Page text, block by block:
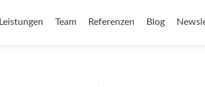
Leistungen Team Referenzen Blog